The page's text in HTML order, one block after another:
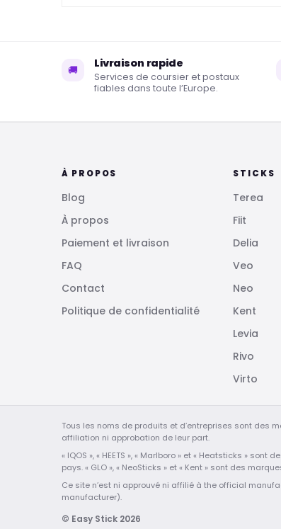
🚚 Livraison rapide
Services de coursier et postaux
fiables dans toute l’Europe.
À PROPOS
Blog
À propos
Paiement et livraison
FAQ
Contact
Politique de confidentialité
STICKS
Terea
Fiit
Delia
Veo
Neo
Kent
Levia
Rivo
Virto
Tous les noms de produits et d’entreprises sont des
affiliation ni approbation de leur part.
« IQOS », « HEETS », « Marlboro » et « Heatsticks »
pays. « GLO », « NeoSticks » et « Kent » sont des
Ce site n’est ni approuvé ni affilié à the official
manufacturer).
© Easy Stick 2026